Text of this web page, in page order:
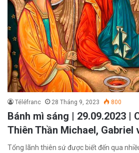
Téléfranc 28 Tháng 9, 2023 800
Bánh mì sáng | 29.09.2023 |
Thiên Thần Michael, Gabriel
Tổng lãnh thiên sứ được biết đến qua